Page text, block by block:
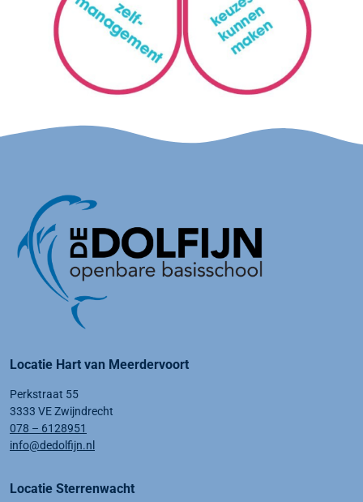
Locatie Hart van Meerdervoort
Perkstraat 55
3333 VE Zwijndrecht
078 – 6128951
info@dedolfijn.nl
Locatie Sterrenwacht